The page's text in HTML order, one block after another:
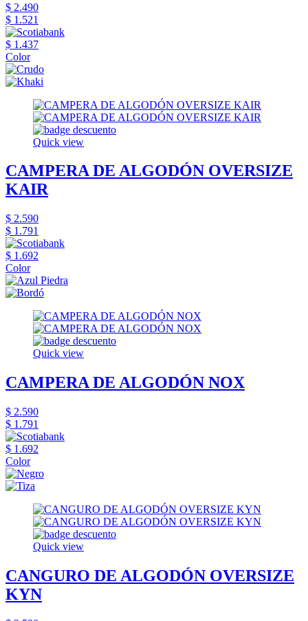
$ 2.490
$ 1.521
$ 1.437
Color
Quick view
CAMPERA DE ALGODÓN OVERSIZE
KAIR
$ 2.590
$ 1.791
$ 1.692
Color
Quick view
CAMPERA DE ALGODÓN NOX
$ 2.590
$ 1.791
$ 1.692
Color
Quick view
CANGURO DE ALGODÓN OVERSIZE
KYN